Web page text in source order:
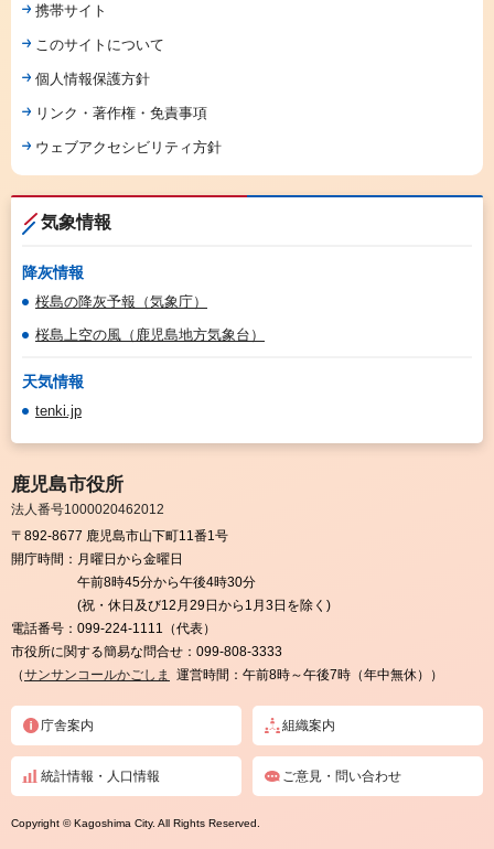
携帯サイト
このサイトについて
個人情報保護方針
リンク・著作権・免責事項
ウェブアクセシビリティ方針
気象情報
降灰情報
桜島の降灰予報（気象庁）
桜島上空の風（鹿児島地方気象台）
天気情報
tenki.jp
鹿児島市役所
法人番号1000020462012
〒892-8677 鹿児島市山下町11番1号
開庁時間： 月曜日から金曜日
午前8時45分から午後4時30分
(祝・休日及び12月29日から1月3日を除く)
電話番号： 099-224-1111（代表）
市役所に関する簡易な問合せ： 099-808-3333
（サンサンコールかごしま 運営時間：午前8時～午後7時（年中無休））
庁舎案内 組織案内
統計情報・人口情報 ご意見・問い合わせ
Copyright © Kagoshima City. All Rights Reserved.